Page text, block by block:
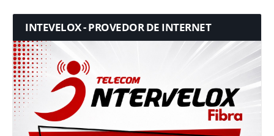
INTEVELOX - PROVEDOR DE INTERNET